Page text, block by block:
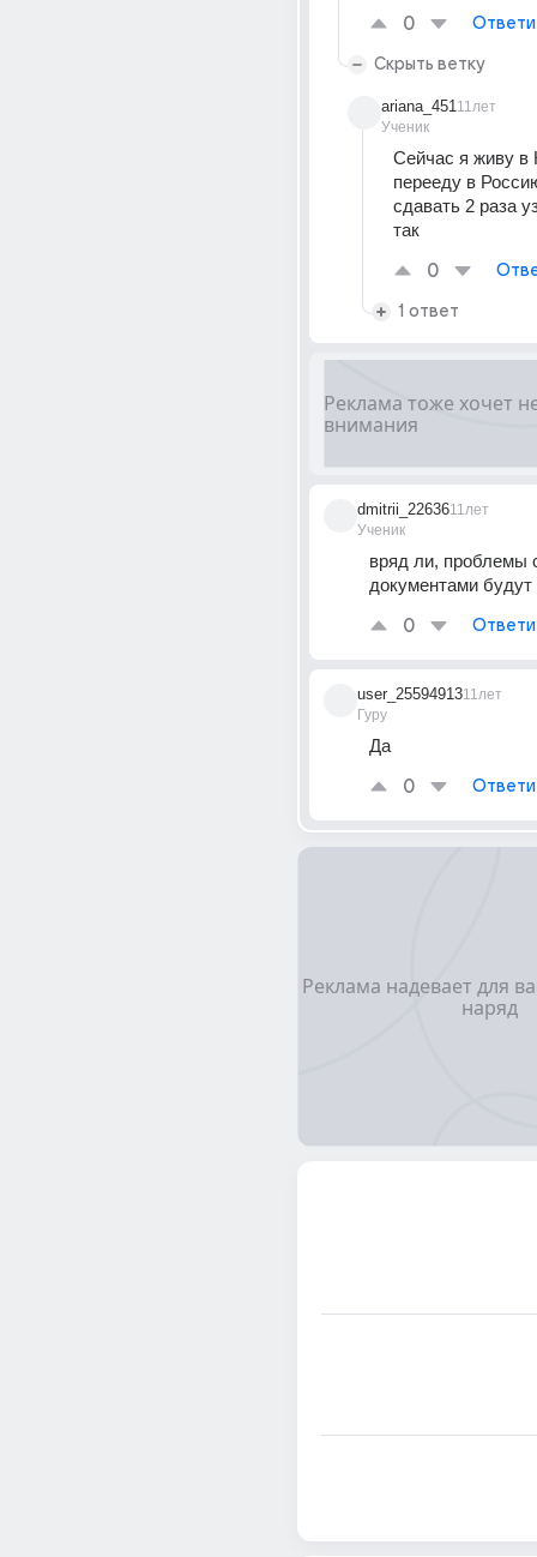
0
Скрыть ветку
ariana_451
Ученик
11лет
Сейчас я живу в
перееду в
сдавать 2 раза
так
0
1 ответ
dmitrii_22636
Ученик
11лет
вряд ли, проблемы
документами будут
0
user_25594913
Гуру
11лет
Да
0